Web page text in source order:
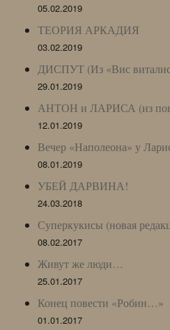
05.02.2019
ТЕОРИЯ АРКАДИЯ
03.02.2019
ДИСПУТ (Из «Вис
29.01.2019
АНТОН и ЛАРИСА (из
12.01.2019
Вечер «Наполеона» у
08.01.2019
УБЕЙ ДАРВИНА!
24.03.2018
Суперкукисы (новая
08.02.2017
Живут же люди…
25.01.2017
Конец повести «Робин…»
01.01.2017